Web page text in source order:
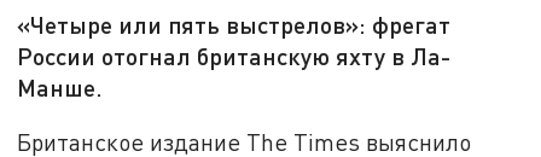
«Четыре или пять выстрелов»: фрегат
России отогнал британскую яхту в Ла-
Манше.
Британское издание The Times выяснило